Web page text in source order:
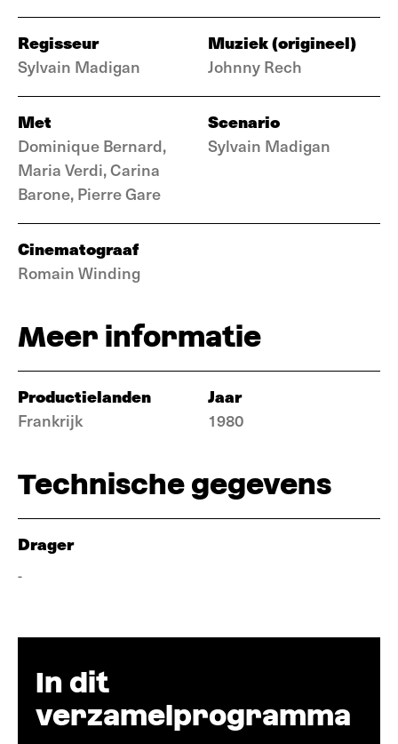
Regisseur
Sylvain Madigan
Muziek (origineel)
Johnny Rech
Met
Dominique Bernard,
Maria Verdi, Carina
Barone, Pierre Gare
Scenario
Sylvain Madigan
Cinematograaf
Romain Winding
Meer informatie
Productielanden
Frankrijk
Jaar
1980
Technische gegevens
Drager
-
In dit
verzamelprogramma